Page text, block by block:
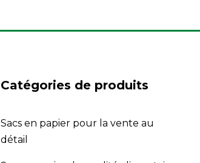
Catégories de produits
Sacs en papier pour la vente au
détail